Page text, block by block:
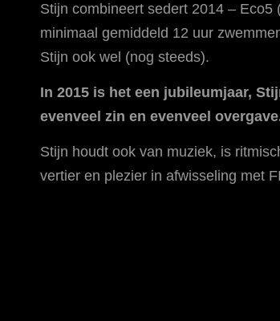
Stijn combineert sedert 2014 –
minimaal gemiddeld 12 uur
Stijn ook wel (nog steeds).
In 2015 is het een jubileumjaar,
evenveel zin en evenveel
Stijn houdt ook van muziek, is
vertier en plezier in afwisseling met